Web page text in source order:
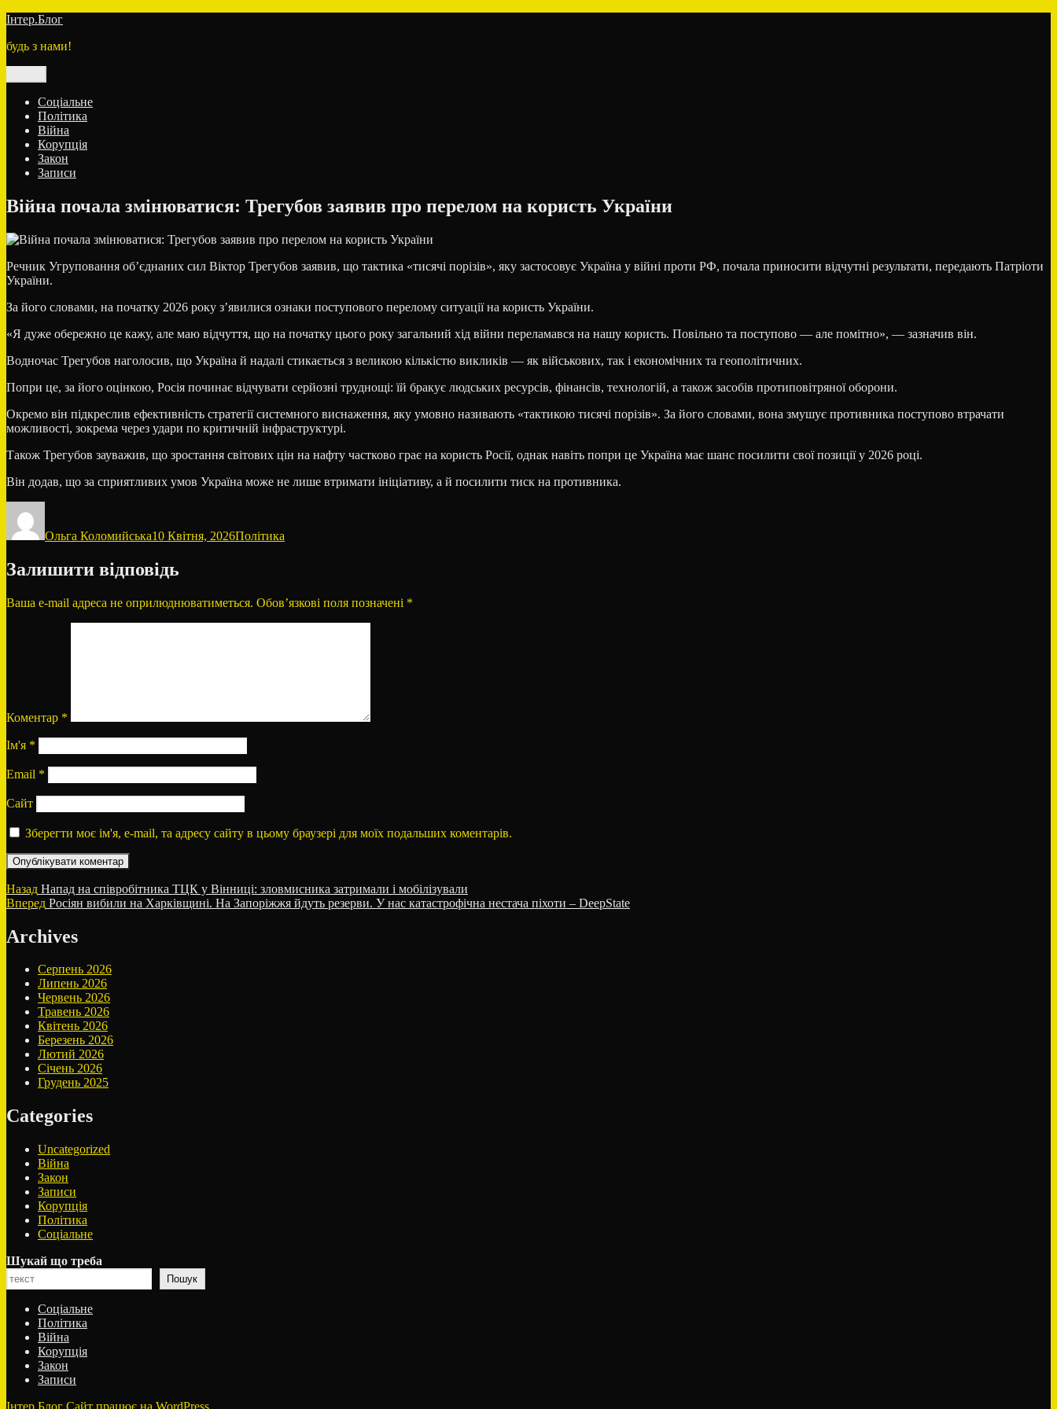
Перейти
вмісту
Інтер.Блог
будь з нами!
Соціальне
Політика
Війна
Корупція
Закон
Записи
Війна почала змінюватися: Трегубов заявив про перелом на користь України
Речник Угруповання об’єднаних сил Віктор Трегубов заявив, що тактика «тисячі порізів», яку застосовує Україна у війні проти РФ, почала приносити відчутні результати, передають Патріоти
України.
За його словами, на початку 2026 року з’явилися ознаки поступового перелому ситуації на користь України.
«Я дуже обережно це кажу, але маю відчуття, що на початку цього року загальний хід війни переламався на нашу користь. Повільно та поступово — але помітно», — зазначив він.
Водночас Трегубов наголосив, що Україна й надалі стикається з великою кількістю викликів — як військових, так і економічних та геополітичних.
Попри це, за його оцінкою, Росія починає відчувати серйозні труднощі: їй бракує людських ресурсів, фінансів, технологій, а також засобів протиповітряної оборони.
Окремо він підкреслив ефективність стратегії системного виснаження, яку умовно називають «тактикою тисячі порізів». За його словами, вона змушує противника поступово втрачати
можливості, зокрема через удари по критичній інфраструктурі.
Також Трегубов зауважив, що зростання світових цін на нафту частково грає на користь Росії, однак навіть попри це Україна має шанс посилити свої позиції у 2026 році.
Він додав, що за сприятливих умов Україна може не лише втримати ініціативу, а й посилити тиск на противника.
Ольга Коломийська10 Квітня, 2026Політика
Залишити відповідь
Ваша e-mail адреса не оприлюднюватиметься. Обов’язкові поля позначені *
Коментар *
Ім'я *
Email *
Сайт
Зберегти моє ім'я, e-mail, та адресу сайту в цьому браузері для моїх подальших коментарів.
Навігація
записів
Назад Попередній
запис:
Напад на співробітника ТЦК у Вінниці: зловмисника затримали і мобілізували
Вперед Наступний
Росіян вибили на Харківщині. На Запоріжжя йдуть резерви. У нас катастрофічна нестача піхоти – DeepState
Archives
Серпень 2026
Липень 2026
Червень 2026
Травень 2026
Квітень 2026
Березень 2026
Лютий 2026
Січень 2026
Грудень 2025
Categories
Uncategorized
Війна
Закон
Записи
Корупція
Політика
Соціальне
Шукай що треба
Пошук
Соціальне
Політика
Війна
Корупція
Закон
Записи